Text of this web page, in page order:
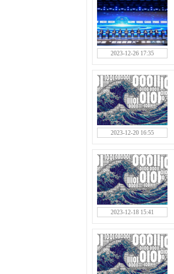
2023-12-26 17:35
2023-12-20 16:55
2023-12-18 15:41